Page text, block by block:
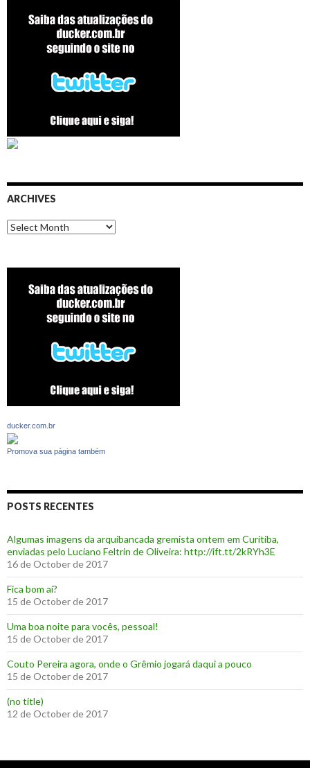
ARCHIVES
Archives
ducker.com.br
Promova sua página também
POSTS RECENTES
Algumas imagens da arquibancada gremista ontem em Curitiba,
enviadas pelo Luciano Feltrin de Oliveira: http://ift.tt/2kRYh3E
16 de October de 2017
‪Fica bom aí?‬
15 de October de 2017
Uma boa noite para vocês, pessoal!
15 de October de 2017
‪Couto Pereira agora, onde o Grêmio jogará daqui a pouco ‬
15 de October de 2017
(no title)
12 de October de 2017